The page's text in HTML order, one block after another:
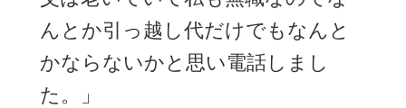
んとか引っ越し代だけでもなんと
かならないかと思い電話しまし
た。」